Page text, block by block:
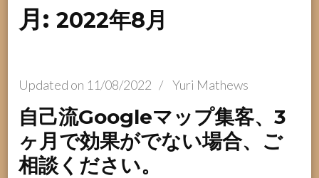
月:2022年8月
Updated on 11/08/2022 / Yuri Mathews
自己流Googleマップ集客、3
ヶ月で効果がでない場合、ご
相談ください。